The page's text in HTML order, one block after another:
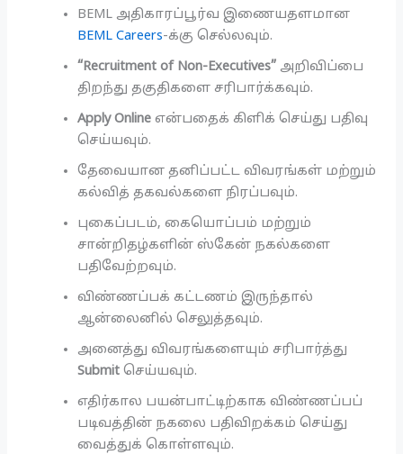
BEML அதிகாரப்பூர்வ இணையதளமான
BEML Careers-க்கு செல்லவும்.
“Recruitment of Non-Executives” அறிவிப்பை
திறந்து தகுதிகளை சரிபார்க்கவும்.
Apply Online என்பதைக் கிளிக் செய்து பதிவு
செய்யவும்.
தேவையான தனிப்பட்ட விவரங்கள் மற்றும்
கல்வித் தகவல்களை நிரப்பவும்.
புகைப்படம், கையொப்பம் மற்றும்
சான்றிதழ்களின் ஸ்கேன் நகல்களை
பதிவேற்றவும்.
விண்ணப்பக் கட்டணம் இருந்தால்
ஆன்லைனில் செலுத்தவும்.
அனைத்து விவரங்களையும் சரிபார்த்து
Submit செய்யவும்.
எதிர்கால பயன்பாட்டிற்காக விண்ணப்பப்
படிவத்தின் நகலை பதிவிறக்கம் செய்து
வைத்துக் கொள்ளவும்.